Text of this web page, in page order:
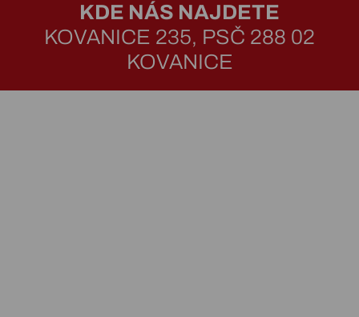
KDE NÁS NAJDETE
KOVANICE 235, PSČ 288 02
KOVANICE